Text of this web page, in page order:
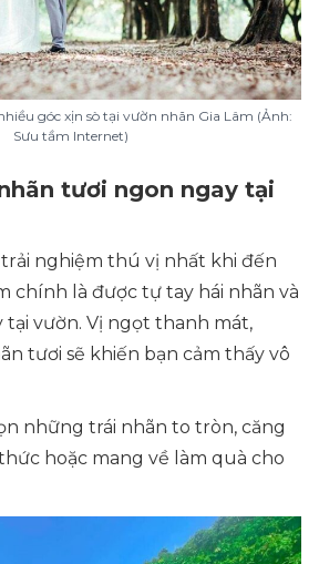
góc xịn sò tại vườn nhãn Gia Lâm (Ảnh:
Sưu tầm Internet)
tươi ngon ngay tại
nghiệm thú vị nhất khi đến
chính là được tự tay hái nhãn và
vườn. Vị ngọt thanh mát,
tươi sẽ khiến bạn cảm thấy vô
những trái nhãn to tròn, căng
hoặc mang về làm quà cho